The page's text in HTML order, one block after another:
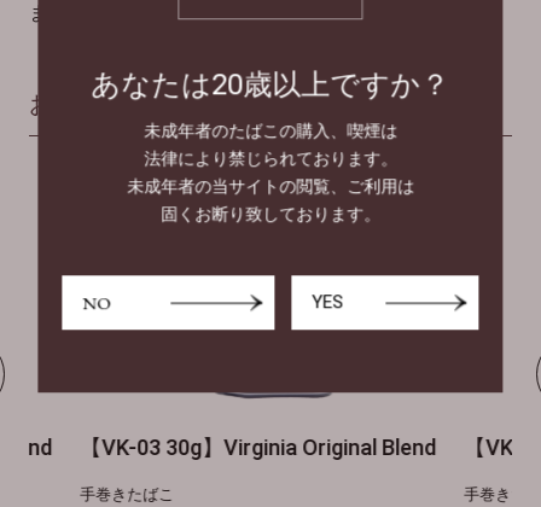
ます。
おすすめ商品
【VK-03 30g】Virginia Original Blend
手巻きたばこ
【VK-
手巻きた
あなたは20歳以上ですか？
未成年者のたばこの購入、喫煙は
法律により禁じられております。
未成年者の当サイトの閲覧、ご利用は
固くお断り致しております。
NO YES